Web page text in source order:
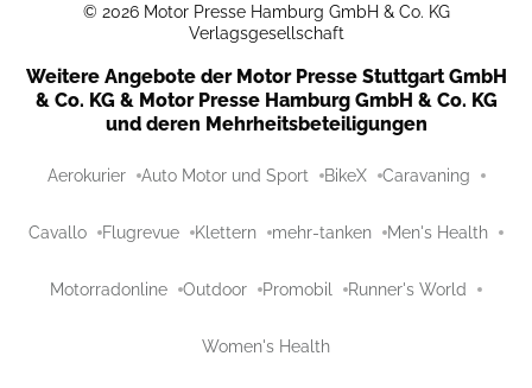
© 2026 Motor Presse Hamburg GmbH & Co. KG
Verlagsgesellschaft
Weitere Angebote der Motor Presse Stuttgart GmbH
& Co. KG & Motor Presse Hamburg GmbH & Co. KG
und deren Mehrheitsbeteiligungen
Aerokurier Auto Motor und Sport BikeX Caravaning
Cavallo Flugrevue Klettern mehr-tanken Men's Health
Motorradonline Outdoor Promobil Runner's World
Women's Health